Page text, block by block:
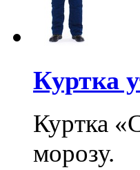
Куртка
Куртка
морозу.